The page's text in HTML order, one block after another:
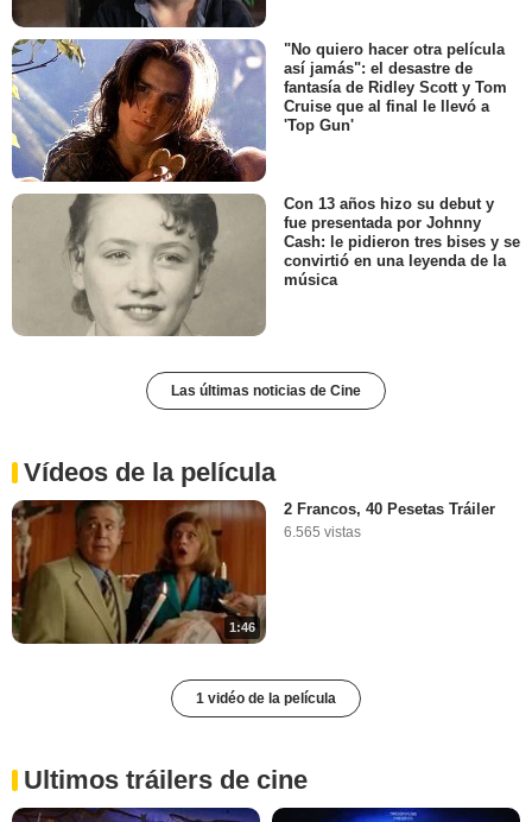
"No quiero hacer otra película
así jamás": el desastre de
fantasía de Ridley Scott y Tom
Cruise que al final le llevó a
'Top Gun'
Con 13 años hizo su debut y
fue presentada por Johnny
Cash: le pidieron tres bises y se
convirtió en una leyenda de la
música
Las últimas noticias de Cine
Vídeos de la película
1:46
2 Francos, 40 Pesetas Tráiler
6.565 vistas
1 vidéo de la película
Ultimos tráilers de cine